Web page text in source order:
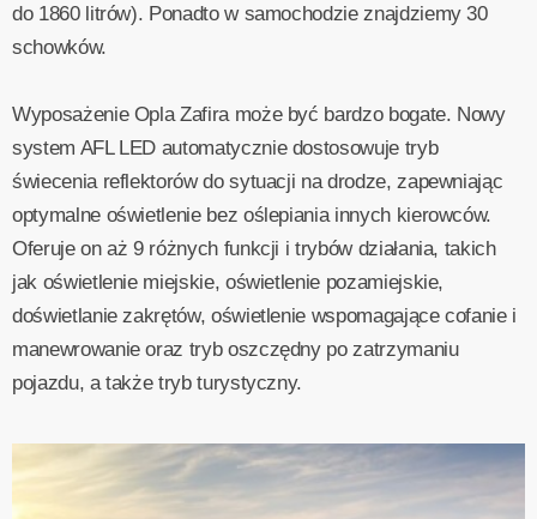
do 1860 litrów). Ponadto w samochodzie znajdziemy 30
schowków.
Wyposażenie Opla Zafira może być bardzo bogate. Nowy
system AFL LED automatycznie dostosowuje tryb
świecenia reflektorów do sytuacji na drodze, zapewniając
optymalne oświetlenie bez oślepiania innych kierowców.
Oferuje on aż 9 różnych funkcji i trybów działania, takich
jak oświetlenie miejskie, oświetlenie pozamiejskie,
doświetlanie zakrętów, oświetlenie wspomagające cofanie i
manewrowanie oraz tryb oszczędny po zatrzymaniu
pojazdu, a także tryb turystyczny.